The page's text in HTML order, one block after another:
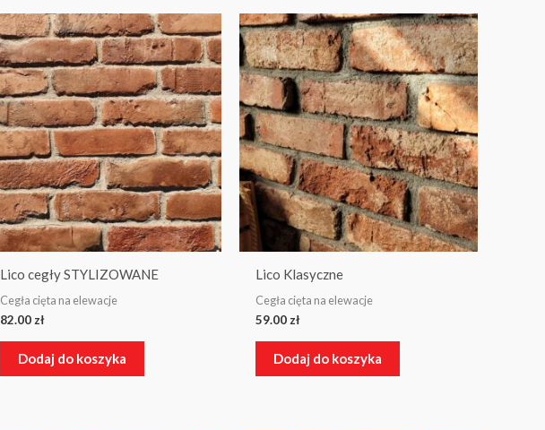
Lico cegły STYLIZOWANE
Cegła cięta na elewacje
82.00zł
Dodaj do koszyka
Lico Klasyczne
Cegła cięta na elewacje
59.00zł
Dodaj do koszyka